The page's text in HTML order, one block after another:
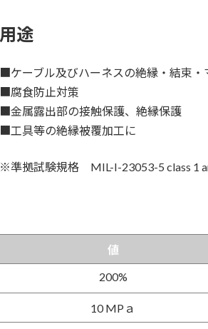
用途
■ケーブル及びハーネスの絶縁・結束・
■腐食防止対策
■金属露出部の接触保護、絶縁保護
■工具等の絶縁被覆加工に
※準拠試験規格 MIL-I-23053-5 class 1
値
200%
10 MPａ